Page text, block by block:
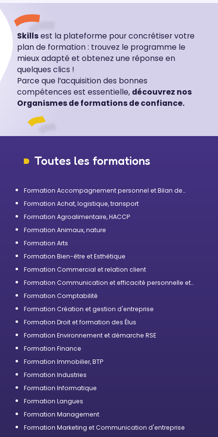
Skillsest la plateforme pour concrétiser votre
plan de formation : trouvez le programme le
mieux adapté et obtenez une réponse en
quelques clics !
Parce que l’acquisition des bonnes
compétences est essentielle, découvrez nos
Organismes de formations de confiance.
Toutes les formations
Formation Accompagnement personnel et Bilan de
Formation Achat, logistique, transport
Formation Agroalimentaire, HACCP
Formation Animaux, nature
Formation Arts
Formation Bien-être et Esthétique
Formation Commercial et relation client
Formation Communication et efficacité personnelle et
Formation Comptabilité
Formation Création et gestion d'entreprise
Formation Droit et formation des Élus
Formation Environnement et démarche RSE
Formation Finance
Formation Immobilier, BTP
Formation Industries
Formation Informatique
Formation Langues
Formation Management
Formation Marketing et Communication d'entreprise